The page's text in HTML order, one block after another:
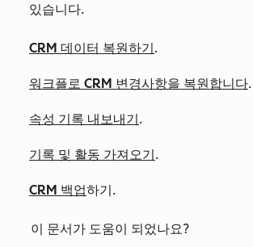
있습니다.
CRM 데이터 복원하기.
워크플로 CRM 변경사항을 복원합니다.
속성 기록 내보내기.
기록 및 활동 가져오기.
CRM 백업하기.
이 문서가 도움이 되었나요?